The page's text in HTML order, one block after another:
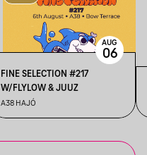
FINE SELECTION #217
W/FLYLOW & JUUZ
A38 HAJÓ
AUG
06